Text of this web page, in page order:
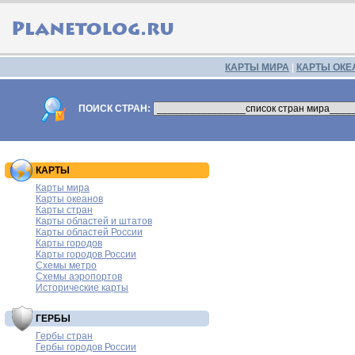
КАРТЫ МИРА КАРТЫ
ПОИСК СТРАН:
КАРТЫ
Карты мира
Карты океанов
Карты стран
Карты областей и штатов
Карты областей России
Карты городов
Карты городов России
Схемы метро
Схемы аэропортов
Исторические карты
ГЕРБЫ
Гербы стран
Гербы городов России